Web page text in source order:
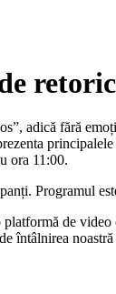
adică fără
ora 11:00.
Programul
de
întâlnirea